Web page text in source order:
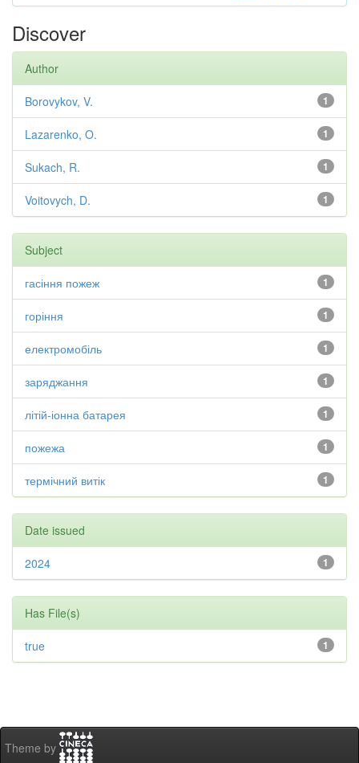
Discover
Author
1
Borovykov, V.
1
Lazarenko, O.
1
Sukach, R.
1
Voitovych, D.
Subject
1
гасіння пожеж
1
горіння
1
електромобіль
1
заряджання
1
літій-іонна батарея
1
пожежа
1
термічний витік
Date issued
1
2024
Has File(s)
1
true
Theme by